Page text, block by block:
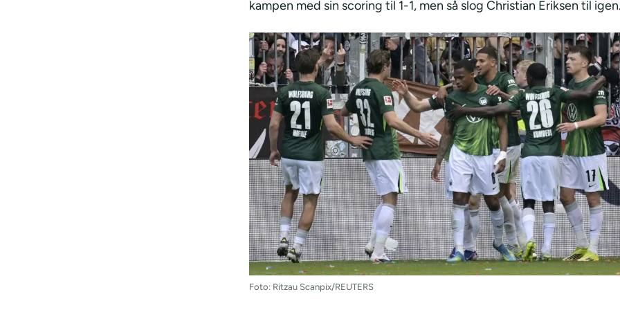
kampen med sin scoring til 1-1, men så slog Christian Eriksen til
Foto: Ritzau Scanpix/REUTERS